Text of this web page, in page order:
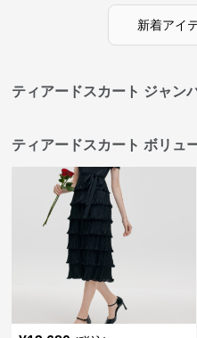
新着アイ
ティアードスカート ジャン
ティアードスカート ボリュ